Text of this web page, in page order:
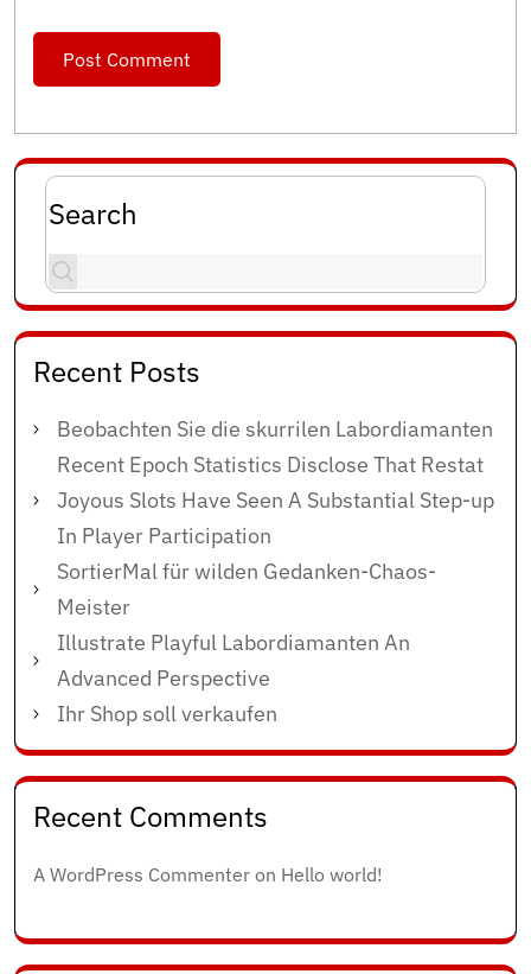
Search
Recent Posts
Beobachten Sie die skurrilen Labordiamanten
Recent Epoch Statistics Disclose That Restat
Joyous Slots Have Seen A Substantial Step-up
In Player Participation
SortierMal für wilden Gedanken-Chaos-
Meister
Illustrate Playful Labordiamanten An
Advanced Perspective
Ihr Shop soll verkaufen
Recent Comments
A WordPress Commenter on Hello world!